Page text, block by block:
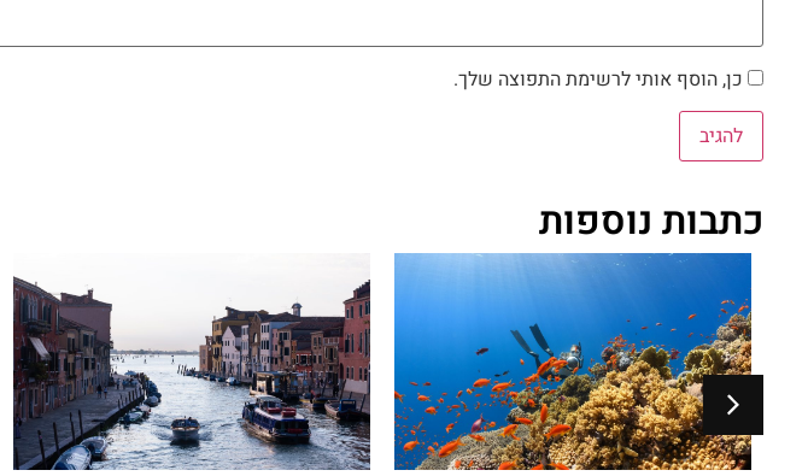
כן, הוסף אותי לרשימת התפוצה שלך.
כתבות נוספות